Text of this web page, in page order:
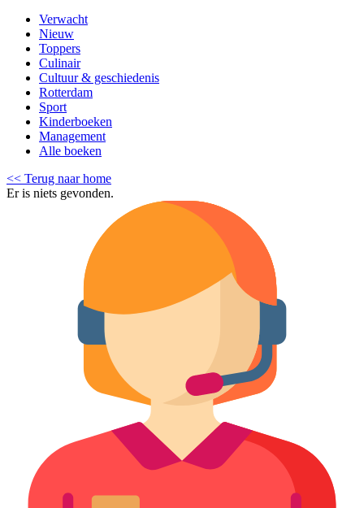
Verwacht
Nieuw
Toppers
Culinair
Cultuur & geschiedenis
Rotterdam
Sport
Kinderboeken
Management
Alle boeken
<< Terug naar home
Er is niets gevonden.